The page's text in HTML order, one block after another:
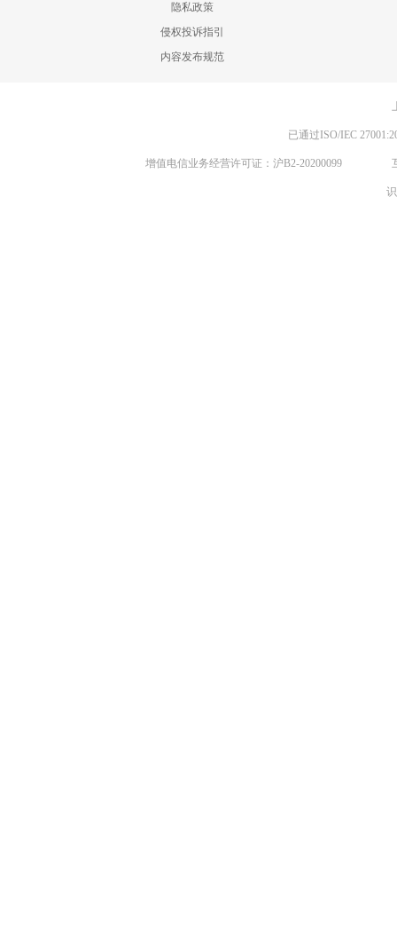
隐私政策
侵权投诉指引
内容发布规范
已通过ISO/IEC
增值电信业务经营许可证：沪B2-20200099